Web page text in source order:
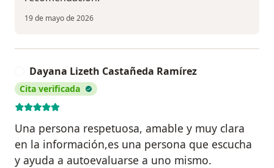
19 de mayo de 2026
Dayana Lizeth Castañeda Ramírez
Cita verificada
Una persona respetuosa, amable y muy clara
en la información,es una persona que escucha
y ayuda a autoevaluarse a uno mismo.